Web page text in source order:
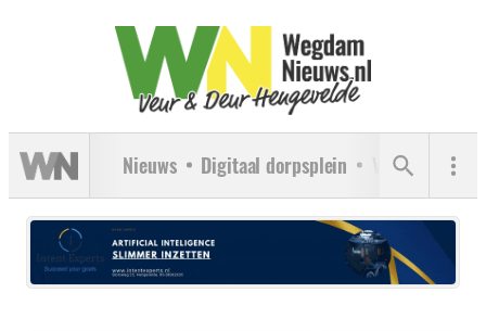
Nieuws Digitaal dorpsplein Verenigingen